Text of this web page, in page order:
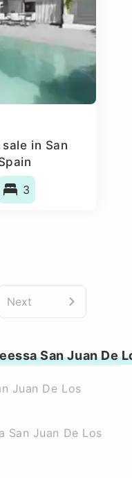
in San
3
Next
San Juan De
Juan De Los
San Juan De Los